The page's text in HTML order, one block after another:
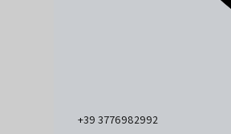
+39 3776982992